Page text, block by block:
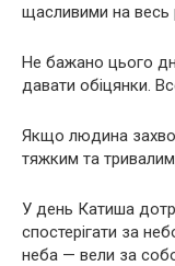
щасливими на весь
Не бажано цього
давати обіцянки.
Якщо людина
тяжким та
У день Катиша
спостерігати за
неба — вели за